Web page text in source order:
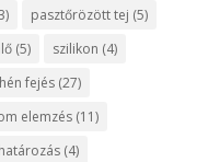
pasztőrözött tej (5)
(5) szilikon (4)
fejés(27)
elemzés(11)
(4)